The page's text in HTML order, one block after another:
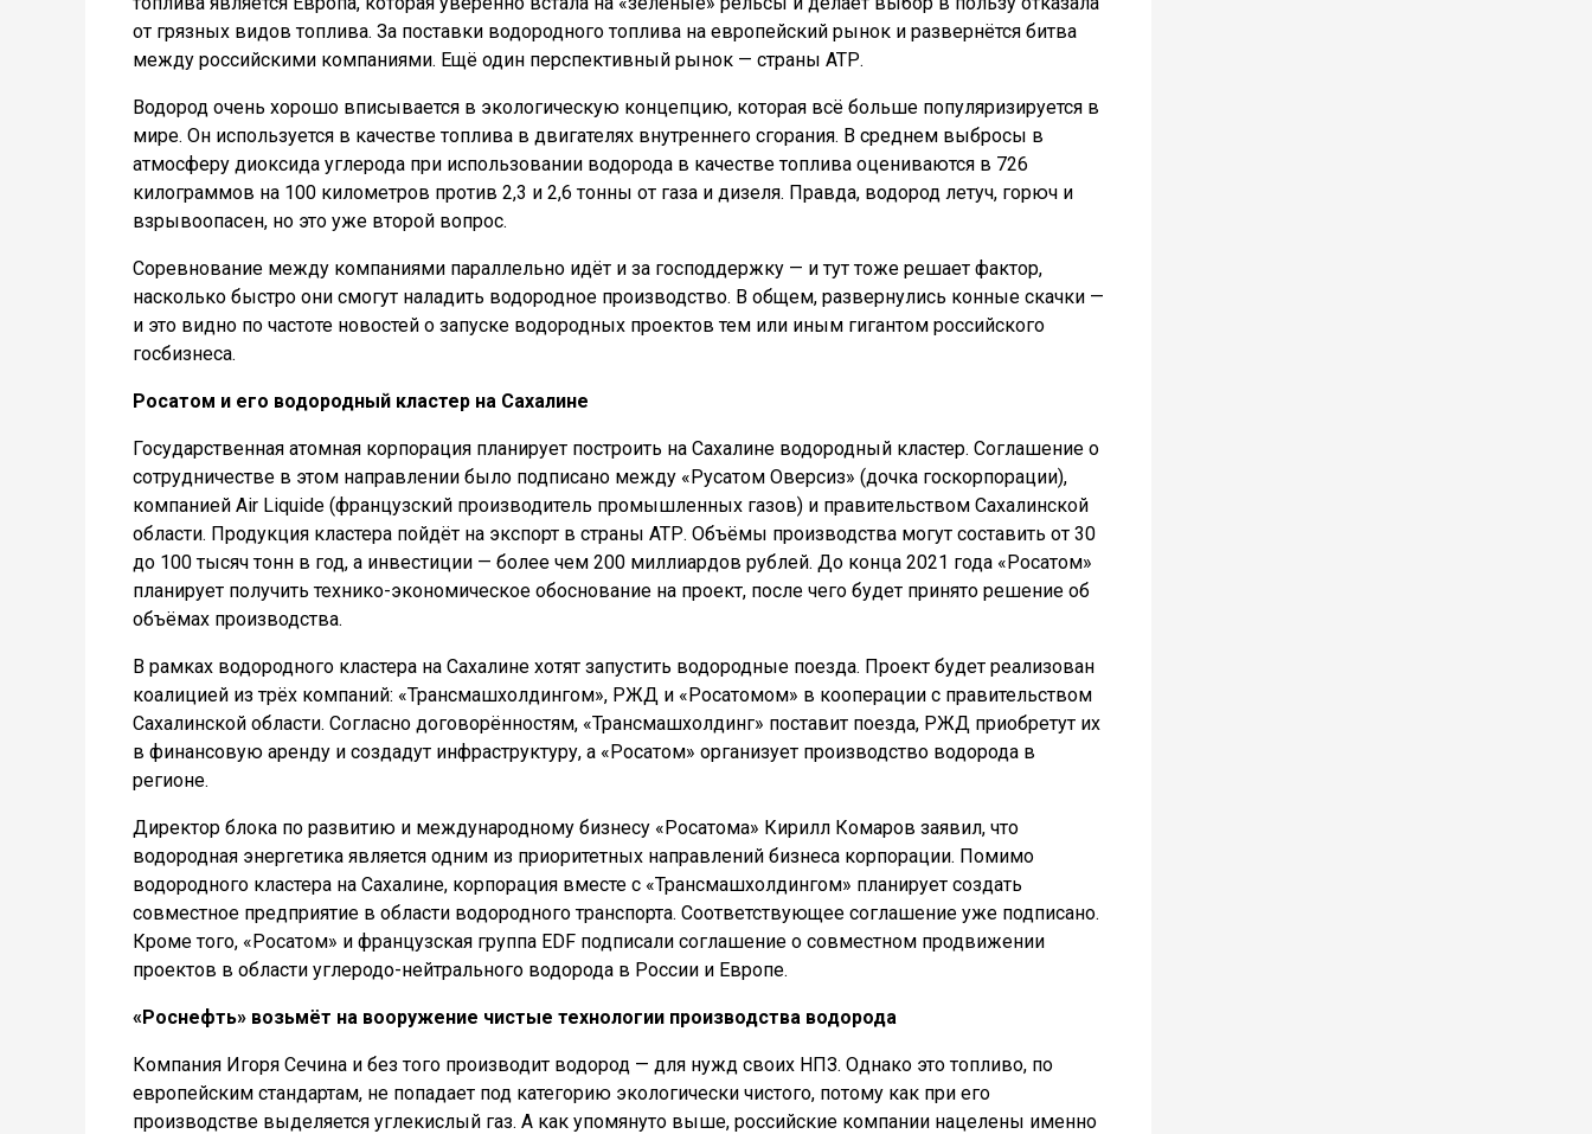
от грязных видов топлива. За поставки водородного топлива на европейский рынок и развернётся битва
между российскими компаниями. Ещё один перспективный рынок — страны АТР.
Водород очень хорошо вписывается в экологическую концепцию, которая всё больше популяризируется в
мире. Он используется в качестве топлива в двигателях внутреннего сгорания. В среднем выбросы в
атмосферу диоксида углерода при использовании водорода в качестве топлива оцениваются в 726
килограммов на 100 километров против 2,3 и 2,6 тонны от газа и дизеля. Правда, водород летуч, горюч и
взрывоопасен, но это уже второй вопрос.
Соревнование между компаниями параллельно идёт и за господдержку — и тут тоже решает фактор,
насколько быстро они смогут наладить водородное производство. В общем, развернулись конные скачки —
и это видно по частоте новостей о запуске водородных проектов тем или иным гигантом российского
госбизнеса.
Росатом и его водородный кластер на Сахалине
Государственная атомная корпорация планирует построить на Сахалине водородный кластер. Соглашение о
сотрудничестве в этом направлении было подписано между «Русатом Оверсиз» (дочка госкорпорации),
компанией Air Liquide (французский производитель промышленных газов) и правительством Сахалинской
области. Продукция кластера пойдёт на экспорт в страны АТР. Объёмы производства могут составить от 30
до 100 тысяч тонн в год, а инвестиции — более чем 200 миллиардов рублей. До конца 2021 года «Росатом»
планирует получить технико-экономическое обоснование на проект, после чего будет принято решение об
объёмах производства.
В рамках водородного кластера на Сахалине хотят запустить водородные поезда. Проект будет реализован
коалицией из трёх компаний: «Трансмашхолдингом», РЖД и «Росатомом» в кооперации с правительством
Сахалинской области. Согласно договорённостям, «Трансмашхолдинг» поставит поезда, РЖД приобретут их
в финансовую аренду и создадут инфраструктуру, а «Росатом» организует производство водорода в
регионе.
Директор блока по развитию и международному бизнесу «Росатома» Кирилл Комаров заявил, что
водородная энергетика является одним из приоритетных направлений бизнеса корпорации. Помимо
водородного кластера на Сахалине, корпорация вместе с «Трансмашхолдингом» планирует создать
совместное предприятие в области водородного транспорта. Соответствующее соглашение уже подписано.
Кроме того, «Росатом» и французская группа EDF подписали соглашение о совместном продвижении
проектов в области углеродо-нейтрального водорода в России и Европе.
«Роснефть» возьмёт на вооружение чистые технологии производства водорода
Компания Игоря Сечина и без того производит водород — для нужд своих НПЗ. Однако это топливо, по
европейским стандартам, не попадает под категорию экологически чистого, потому как при его
производстве выделяется углекислый газ. А как упомянуто выше, российские компании нацелены именно